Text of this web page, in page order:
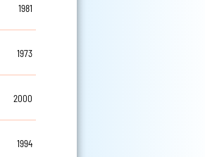
1981
1973
2000
1994